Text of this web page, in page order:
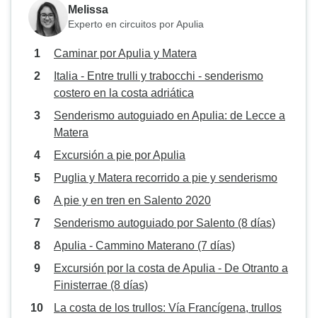
Melissa
Experto en circuitos por Apulia
Caminar por Apulia y Matera
Italia - Entre trulli y trabocchi - senderismo
costero en la costa adriática
Senderismo autoguiado en Apulia: de Lecce a
Matera
Excursión a pie por Apulia
Puglia y Matera recorrido a pie y senderismo
A pie y en tren en Salento 2020
Senderismo autoguiado por Salento (8 días)
Apulia - Cammino Materano (7 días)
Excursión por la costa de Apulia - De Otranto a
Finisterrae (8 días)
La costa de los trullos: Vía Francígena, trullos